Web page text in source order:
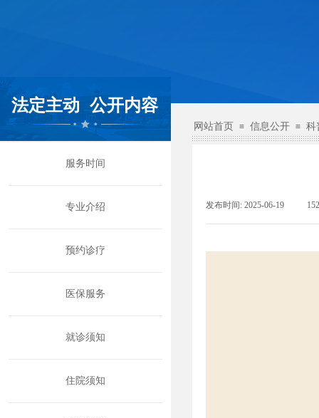
公开内容
法定主动
网站首页 ≡ 信息公开 ≡ 科
服务时间
专业介绍
预约诊疗
医保服务
就诊须知
住院须知
发布时间: 2025-06-19